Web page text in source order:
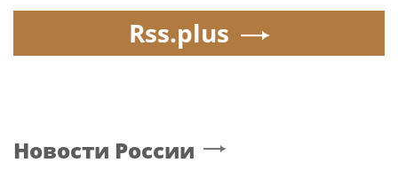
Rss.plus
Новости России